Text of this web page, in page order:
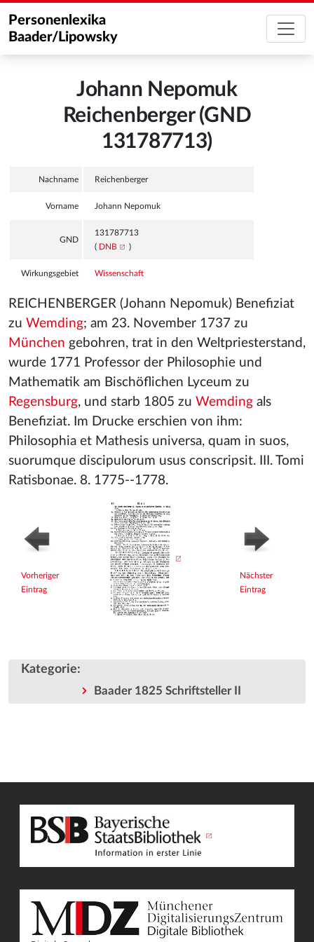
Personenlexika
Baader/Lipowsky
Johann Nepomuk
Reichenberger (GND
131787713)
Nachname Reichenberger
Vorname Johann Nepomuk
GND
131787713
( DNB )
Wirkungsgebiet Wissenschaft
REICHENBERGER (Johann Nepomuk) Benefiziat
zu Wemding; am 23. November 1737 zu
München gebohren, trat in den Weltpriesterstand,
wurde 1771 Professor der Philosophie und
Mathematik am Bischöflichen Lyceum zu
Regensburg, und starb 1805 zu Wemding als
Benefiziat. Im Drucke erschien von ihm:
Philosophia et Mathesis universa, quam in suos,
suorumque discipulorum usus conscripsit. III. Tomi
Ratisbonae. 8. 1775--1778.
Vorheriger
Eintrag
Nächster
Eintrag
Kategorie:
Baader 1825 Schriftsteller II